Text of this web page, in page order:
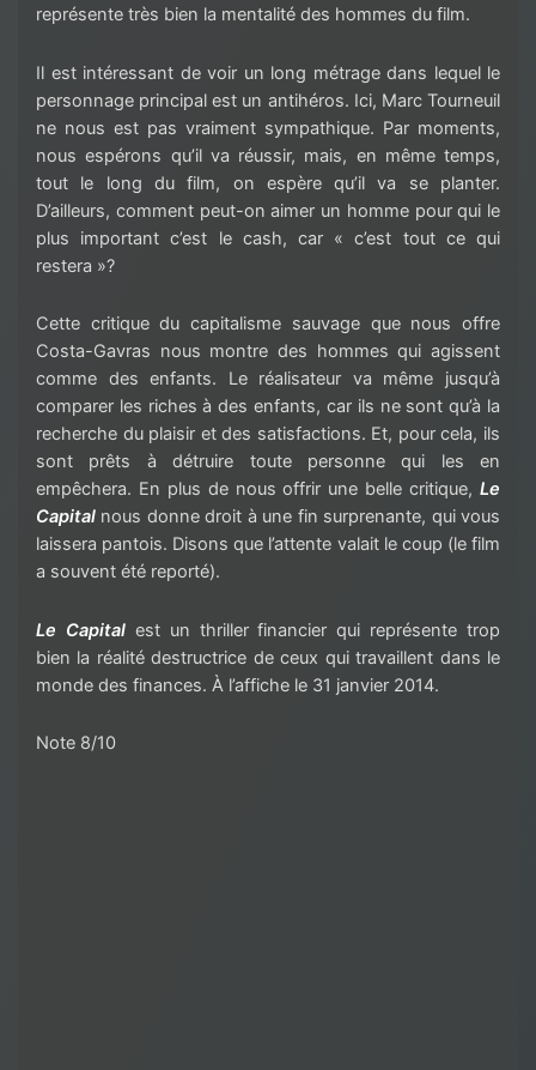
représente très bien la mentalité des hommes du film.
Il est intéressant de voir un long métrage dans lequel le
personnage principal est un antihéros. Ici, Marc Tourneuil
ne nous est pas vraiment sympathique. Par moments,
nous espérons qu’il va réussir, mais, en même temps,
tout le long du film, on espère qu’il va se planter.
D’ailleurs, comment peut-on aimer un homme pour qui le
plus important c’est le cash, car « c’est tout ce qui
restera »?
Cette critique du capitalisme sauvage que nous offre
Costa-Gavras nous montre des hommes qui agissent
comme des enfants. Le réalisateur va même jusqu’à
comparer les riches à des enfants, car ils ne sont qu’à la
recherche du plaisir et des satisfactions. Et, pour cela, ils
sont prêts à détruire toute personne qui les en
empêchera. En plus de nous offrir une belle critique, Le
Capital nous donne droit à une fin surprenante, qui vous
laissera pantois. Disons que l’attente valait le coup (le film
a souvent été reporté).
Le Capitalest un thriller financier qui représente trop
bien la réalité destructrice de ceux qui travaillent dans le
monde des finances. À l’affiche le 31 janvier 2014.
Note 8/10